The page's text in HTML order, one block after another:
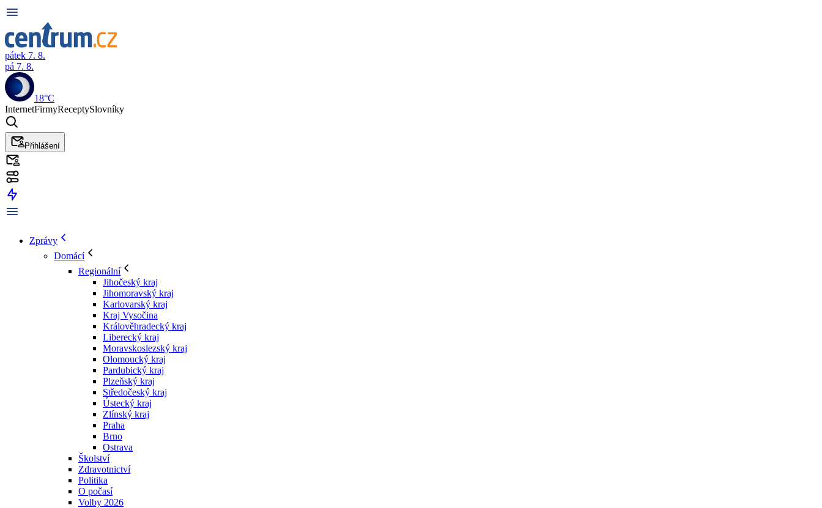
pátek 7. 8.
pá 7. 8.
18°C
InternetFirmyReceptySlovníky
Přihlášení
Zprávy
Domácí
Regionální
Jihočeský kraj
Jihomoravský kraj
Karlovarský kraj
Kraj Vysočina
Králověhradecký kraj
Liberecký kraj
Moravskoslezský kraj
Olomoucký kraj
Pardubický kraj
Plzeňský kraj
Středočeský kraj
Ústecký kraj
Zlínský kraj
Praha
Brno
Ostrava
Školství
Zdravotnictví
Politika
O počasí
Volby 2026